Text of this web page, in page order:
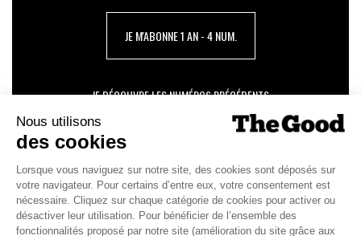
JE M'ABONNE 1 AN - 4 NUM.
JE DÉCOUVRE LES NUMÉROS PRÉCÉDENTS
Je suis déjà abonné(e) :
version digitale